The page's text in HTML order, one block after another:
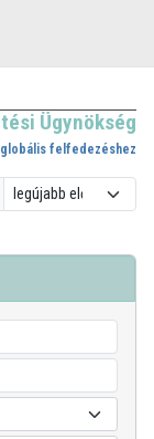
Ügynökség
globális felfedezéshez